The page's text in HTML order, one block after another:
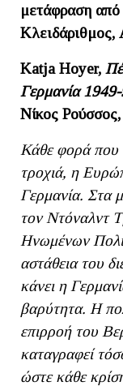
μετάφραση
Katja Hoyer,
Γερμανία
Νίκος
Κάθε φορά που
τροχιά, η
Γερμανία. Στα
τον Ντόναλντ
Ηνωμένων
αστάθεια του
κάνει η
βαρύτητα. Η
επιρροή του
καταγραφεί
ώστε κάθε